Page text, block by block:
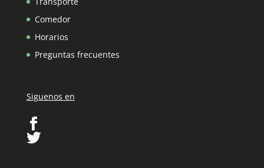
Comedor
Horarios
Preguntas frecuentes
Siguenos en